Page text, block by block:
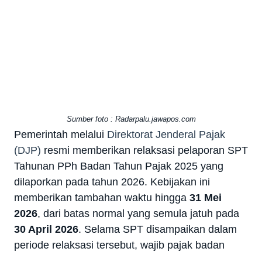
Sumber foto : Radarpalu.jawapos.com
Pemerintah melalui Direktorat Jenderal Pajak
(DJP) resmi memberikan relaksasi pelaporan SPT
Tahunan PPh Badan Tahun Pajak 2025 yang
dilaporkan pada tahun 2026. Kebijakan ini
memberikan tambahan waktu hingga 31 Mei
2026, dari batas normal yang semula jatuh pada
30 April 2026. Selama SPT disampaikan dalam
periode relaksasi tersebut, wajib pajak badan